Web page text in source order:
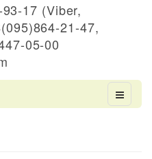
17 (Viber,
21-47,
05-00